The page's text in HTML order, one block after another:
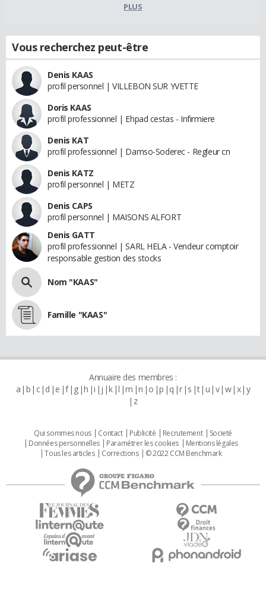
PLUS
Vous recherchez peut-être
Denis KAAS
profil personnel | VILLEBON SUR YVETTE
Doris KAAS
profil professionnel | Ehpad cestas - Infirmiere
Denis KAT
profil professionnel | Damso-Soderec - Regleur cn
Denis KATZ
profil personnel | METZ
Denis CAPS
profil personnel | MAISONS ALFORT
Denis GATT
profil professionnel | SARL HELA - Vendeur comptoir
responsable gestion des stocks
Nom "KAAS"
Famille "KAAS"
Annuaire des membres :
a b c d e f g h i j k l m n o p q r s t u v w x y
z
Qui sommes nous Contact Publicité Recrutement
Societé
Données personnelles
Paramétrer les cookies
Mentions légales
Tous les articles
Corrections © 2022 CCM Benchmark